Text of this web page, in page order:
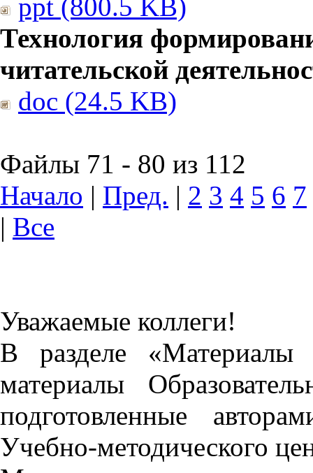
ppt (800.5 KB)
Технология
читательской
doc (24.5 KB)
Файлы 71 - 80 из 112
Начало | Пред. | 2 3 4 5 6 7
| Все
Уважаемые коллеги!
В разделе «Материалы
материалы
подготовленные
Учебно-методического